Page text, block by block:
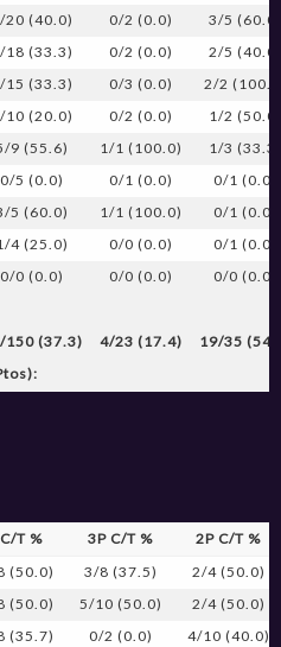
20 (40.0) 0/2 (0.0)
3/5
18 (33.3) 0/2 (0.0)
2/5
15 (33.3) 0/3 (0.0)
2/2
10 (20.0) 0/2 (0.0)
1/2
9 (55.6) 1/1 (100.0)
1/3
0/5 (0.0) 0/1 (0.0)
0/1 (0.0)
5 (60.0) 1/1 (100.0)
0/1 (0.0)
4 (25.0) 0/0 (0.0)
0/1 (0.0)
0/0 (0.0) 0/0 (0.0)
0/0 (0.0)
150 (37.3) 4/23 (17.4)
19/35
T % 3P C/T %
2P C/T %
(50.0) 3/8 (37.5)
2/4 (50.0)
(50.0) 5/10 (50.0)
2/4 (50.0)
(35.7) 0/2 (0.0)
4/10 (40.0)